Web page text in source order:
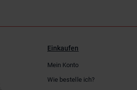
Einkaufen
Mein Konto
Wie bestelle ich?